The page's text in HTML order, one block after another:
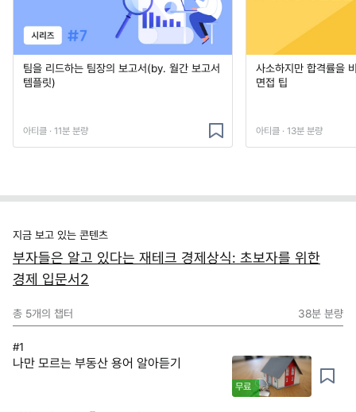
팀을 리드하는 팀장의 보고서(by. 월간 보고서
템플릿)
아티클 · 11분 분량
사소하지만 합격률을
면접 팁
아티클 · 13분 분량
지금 보고 있는 콘텐츠
부자들은 알고 있다는 재테크 경제상식: 초보자를 위한
경제 입문서2
총 5개의 챕터 38분 분량
#1
나만 모르는 부동산 용어 알아듣기
무료